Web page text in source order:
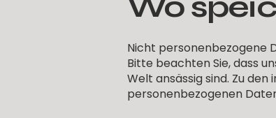
Nicht personenbezogene
Bitte beachten Sie, dass
Welt ansässig sind. Zu
personenbezogenen